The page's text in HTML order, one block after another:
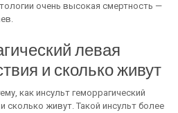
очень высокая смертность —
левая
и сколько живут
как инсульт геморрагический
сколько живут. Такой инсульт более